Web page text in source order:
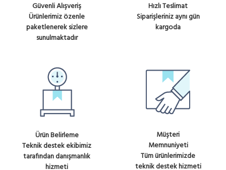
Güvenli Alışveriş
Ürünlerimiz özenle
paketlenerek sizlere
sunulmaktadır
Hızlı Teslimat
Siparişleriniz aynı gün
kargoda
Ürün Belirleme
Teknik destek ekibimiz
tarafından danışmanlık
hizmeti
Müşteri
Memnuniyeti
Tüm ürünlerimizde
teknik destek hizmeti